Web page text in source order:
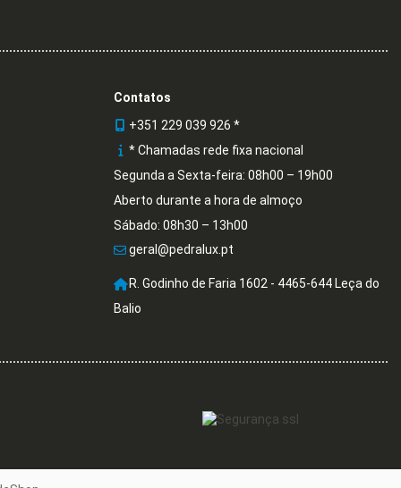
Contatos
+351 229 039 926 *
* Chamadas rede fixa nacional
Segunda a Sexta-feira: 08h00 – 19h00
Aberto durante a hora de almoço
Sábado: 08h30 – 13h00
geral@pedralux.pt
R. Godinho de Faria 1602 - 4465-644 Leça do
Balio